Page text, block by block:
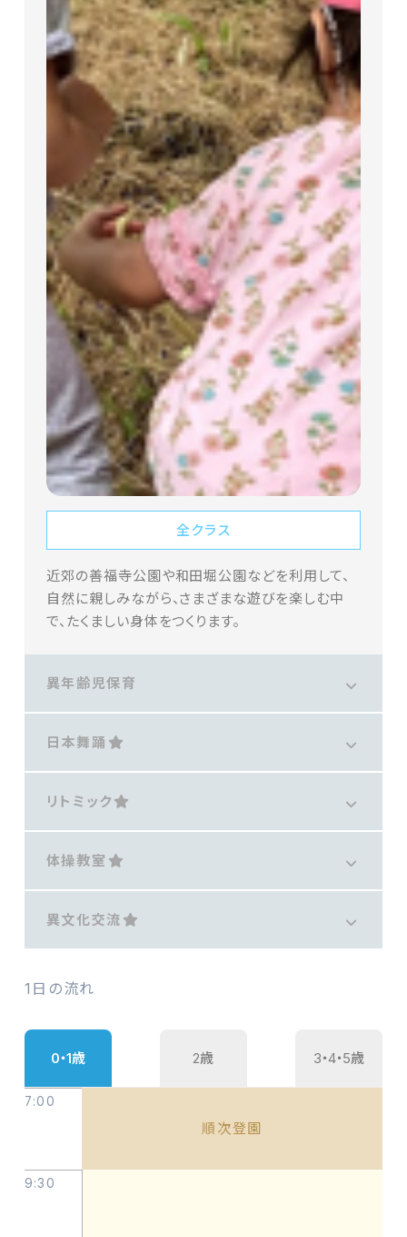
全クラス
近郊の善福寺公園や和田堀公園などを利用して、
自然に親しみながら、さまざまな遊びを楽しむ中
で、たくましい身体をつくります。
異年齢児保育
日本舞踊
リトミック
体操教室
異文化交流
1日の流れ
0・1歳 2歳 3・4・5歳
7:00
9:30
順次登園